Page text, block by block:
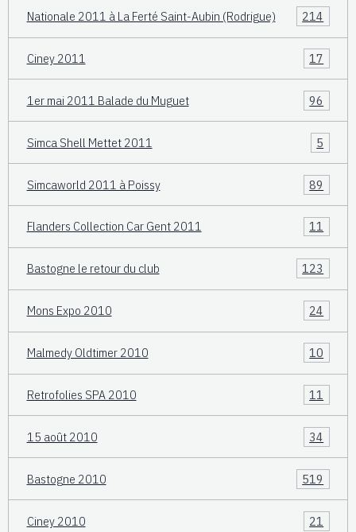
Nationale 2011 à La Ferté Saint-Aubin (Rodrigue) 214
Ciney 2011 17
1er mai 2011 Balade du Muguet 96
Simca Shell Mettet 2011 5
Simcaworld 2011 à Poissy 89
Flanders Collection Car Gent 2011 11
Bastogne le retour du club 123
Mons Expo 2010 24
Malmedy Oldtimer 2010 10
Retrofolies SPA 2010 11
15 août 2010 34
Bastogne 2010 519
Ciney 2010 21